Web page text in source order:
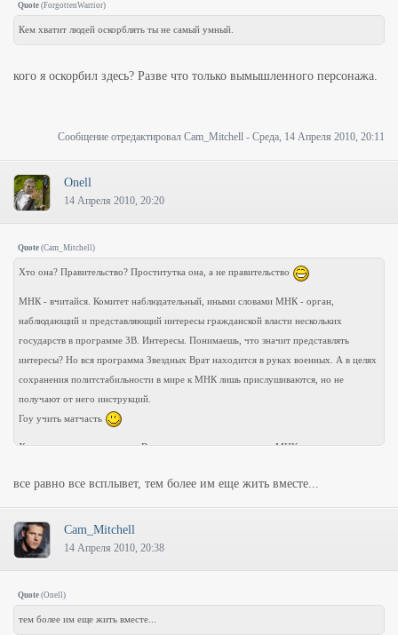
Quote (ForgottenWarrior)
Кем хватит людей оскорблять ты не самый умный.
кого я оскорбил здесь? Разве что только вымышленного персонажа.
Сообщение отредактировал Cam_Mitchell - Среда, 14 Апреля 2010, 20:11
Onell
14 Апреля 2010, 20:20
Quote (Cam_Mitchell)
Хто она? Правительство? Проститутка она, а не правительство
МНК - вчитайся. Комитет наблюдательный, иными словами МНК - орган,
наблюдающий и представляющий интересы гражданской власти нескольких
государств в программе ЗВ. Интересы. Понимаешь, что значит представлять
интересы? Но вся программа Звездных Врат находится в руках военных. А в целях
сохранения политстабильности в мире к МНК лишь прислушиваются, но не
получают от него инструкций.
Гоу учить матчасть
Хрен там они куда попадут. Военные отмажут своих, а вот МНК в дела военных
задницу и кидать в карцер. А в рапорте указать, что во время военного положения
нарушала действующий порядок и стала представлять существенную опасность как
для остальных, так и для самой себя.
Далее - даже в случае возникновения каких то проблем, у Янга, остальному
составу не грозит геморрой. Янг старший по званию, они выполняют лишь его
приказы. Значит, вся отвественность на нем и ему отчитываться перед генералом
все равно все всплывет, тем более им еще жить вместе...
Cam_Mitchell
14 Апреля 2010, 20:38
Quote (Onell)
тем более им еще жить вместе...